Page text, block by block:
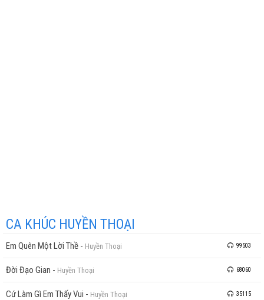
CA KHÚC HUYỀN THOẠI
Em Quên Một Lời Thề - Huyền Thoại 99503
Đời Đạo Gian - Huyền Thoại 68060
Cứ Làm Gì Em Thấy Vui - Huyền Thoại 35115